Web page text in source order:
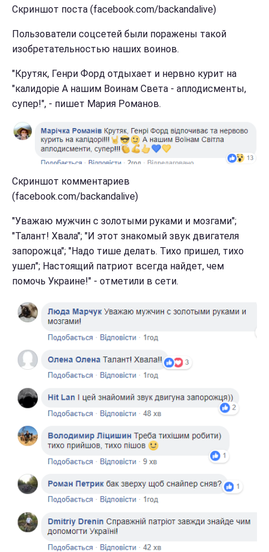
Скриншот поста (facebook.com/backandalive)
Пользователи соцсетей были поражены такой
изобретательностью наших воинов.
"Крутяк, Генри Форд отдыхает и нервно курит на
"калидоріе А нашим Воинам Света - аплодисменты,
супер!", - пишет Мария Романов.
Скриншот комментариев
(facebook.com/backandalive)
"Уважаю мужчин с золотыми руками и мозгами";
"Талант! Хвала"; "И этот знакомый звук двигателя
запорожца"; "Надо тише делать. Тихо пришел, тихо
ушел"; Настоящий патриот всегда найдет, чем
помочь Украине!" - отметили в сети.